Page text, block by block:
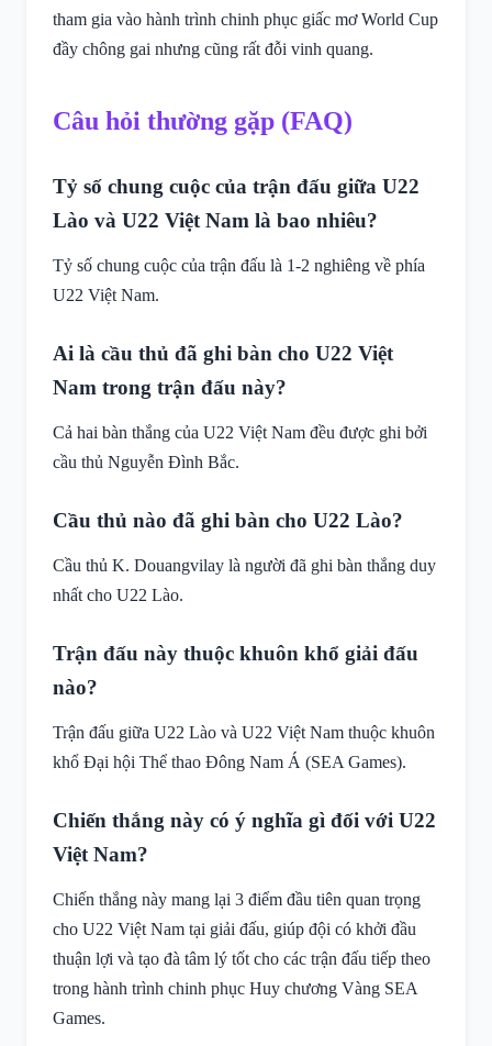
tham gia vào hành trình chinh phục giấc mơ World Cup
đầy chông gai nhưng cũng rất đỗi vinh quang.
Câu hỏi thường gặp (FAQ)
Tỷ số chung cuộc của trận đấu giữa U22
Lào và U22 Việt Nam là bao nhiêu?
Tỷ số chung cuộc của trận đấu là 1-2 nghiêng về phía
U22 Việt Nam.
Ai là cầu thủ đã ghi bàn cho U22 Việt
Nam trong trận đấu này?
Cả hai bàn thắng của U22 Việt Nam đều được ghi bởi
cầu thủ Nguyễn Đình Bắc.
Cầu thủ nào đã ghi bàn cho U22 Lào?
Cầu thủ K. Douangvilay là người đã ghi bàn thắng duy
nhất cho U22 Lào.
Trận đấu này thuộc khuôn khổ giải đấu
nào?
Trận đấu giữa U22 Lào và U22 Việt Nam thuộc khuôn
khổ Đại hội Thể thao Đông Nam Á (SEA Games).
Chiến thắng này có ý nghĩa gì đối với U22
Việt Nam?
Chiến thắng này mang lại 3 điểm đầu tiên quan trọng
cho U22 Việt Nam tại giải đấu, giúp đội có khởi đầu
thuận lợi và tạo đà tâm lý tốt cho các trận đấu tiếp theo
trong hành trình chinh phục Huy chương Vàng SEA
Games.